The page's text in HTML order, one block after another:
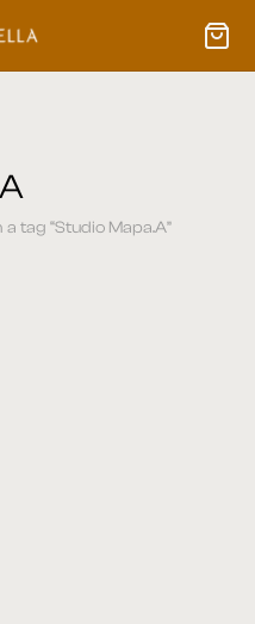
tag “Studio Mapa.A”